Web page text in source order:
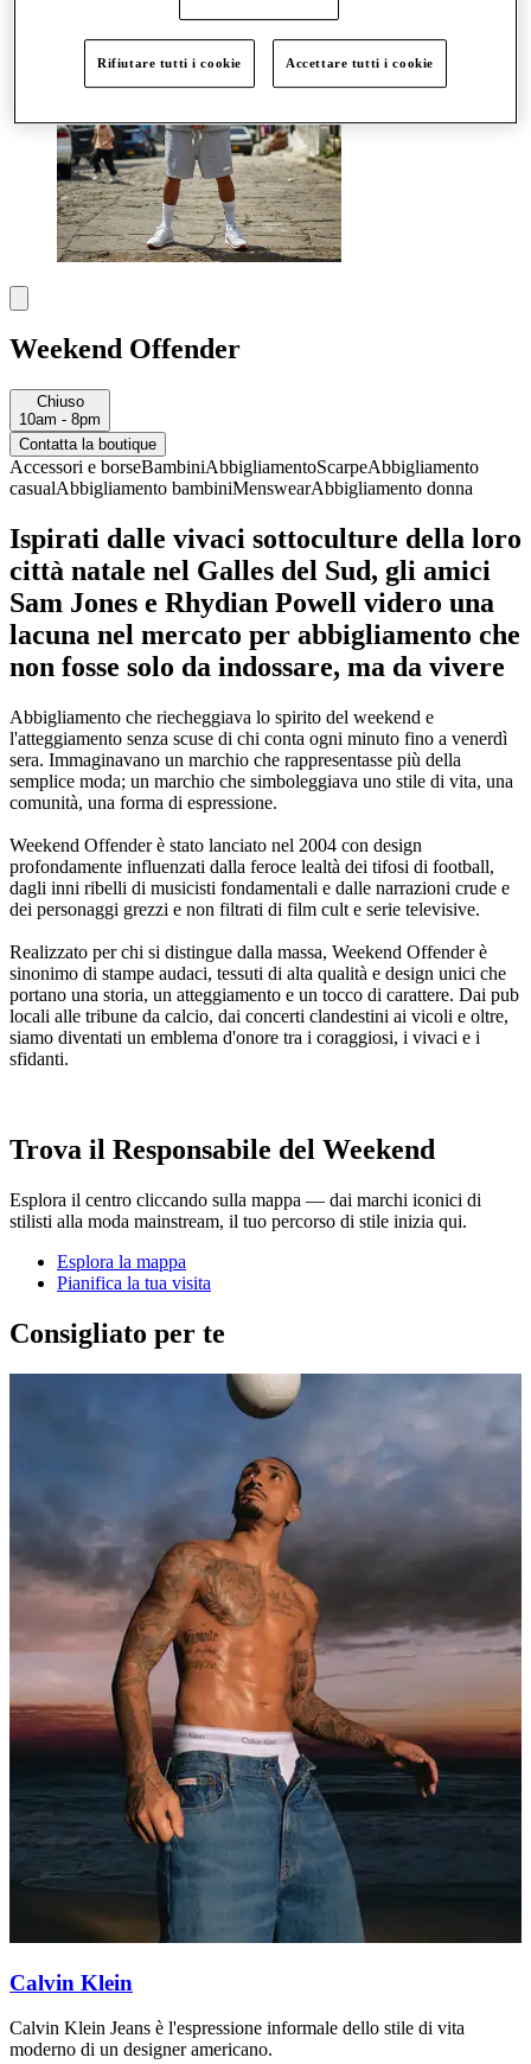
Weekend Offender
Chiuso
10am - 8pm
Contatta la boutique
Accessori e borseBambiniAbbigliamentoScarpeAbbigliamento
casualAbbigliamento bambiniMenswearAbbigliamento donna
Ispirati dalle vivaci sottoculture della loro
città natale nel Galles del Sud, gli amici
Sam Jones e Rhydian Powell videro una
lacuna nel mercato per abbigliamento che
non fosse solo da indossare, ma da vivere
Abbigliamento che riecheggiava lo spirito del weekend e
l'atteggiamento senza scuse di chi conta ogni minuto fino a venerdì
sera. Immaginavano un marchio che rappresentasse più della
semplice moda; un marchio che simboleggiava uno stile di vita, una
comunità, una forma di espressione.
Weekend Offender è stato lanciato nel 2004 con design
profondamente influenzati dalla feroce lealtà dei tifosi di football,
dagli inni ribelli di musicisti fondamentali e dalle narrazioni crude e
dei personaggi grezzi e non filtrati di film cult e serie televisive.
Realizzato per chi si distingue dalla massa, Weekend Offender è
sinonimo di stampe audaci, tessuti di alta qualità e design unici che
portano una storia, un atteggiamento e un tocco di carattere. Dai pub
locali alle tribune da calcio, dai concerti clandestini ai vicoli e oltre,
siamo diventati un emblema d'onore tra i coraggiosi, i vivaci e i
sfidanti.
Trova il Responsabile del Weekend
Esplora il centro cliccando sulla mappa — dai marchi iconici di
stilisti alla moda mainstream, il tuo percorso di stile inizia qui.
Esplora la mappa
Pianifica la tua visita
Consigliato per te
Calvin Klein
Calvin Klein Jeans è l'espressione informale dello stile di vita
moderno di un designer americano.
Rifiutare tutti i cookie Accettare tutti i cookie